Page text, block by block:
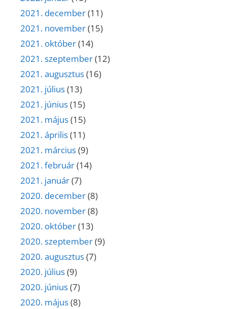
2021. december(11)
2021. november(15)
2021. október(14)
2021. szeptember(12)
2021. augusztus(16)
2021. július(13)
2021. június(15)
2021. május(15)
2021. április(11)
2021. március(9)
2021. február(14)
2021. január(7)
2020. december(8)
2020. november(8)
2020. október(13)
2020. szeptember(9)
2020. augusztus(7)
2020. július(9)
2020. június(7)
2020. május(8)